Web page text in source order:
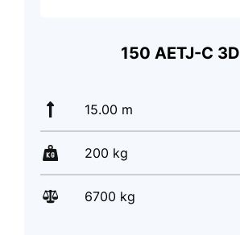
150 AETJ-C 3D
15.00 m
200 kg
6700 kg